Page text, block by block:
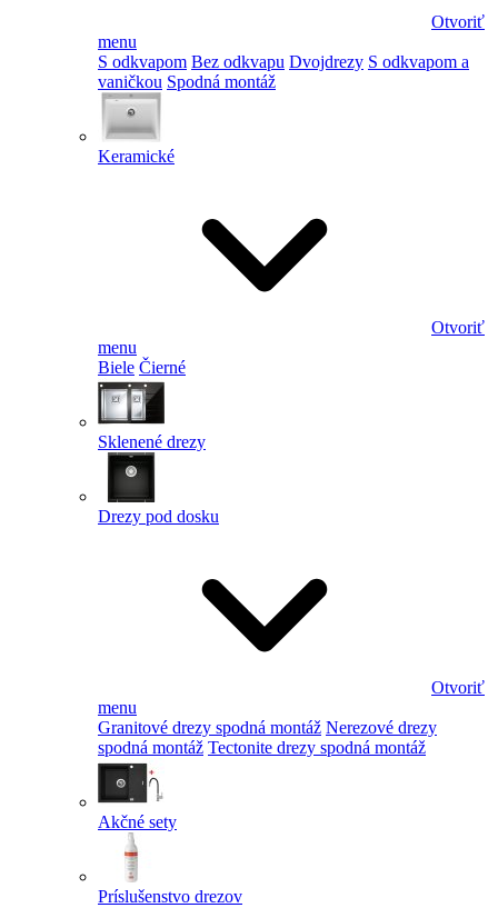
Otvoriť
menu
S odkvapom Bez odkvapu Dvojdrezy S odkvapom a
vaničkou Spodná montáž
Keramické
Otvoriť
menu
Biele Čierné
Sklenené drezy
Drezy pod dosku
Otvoriť
menu
Granitové drezy spodná montáž Nerezové drezy
spodná montáž Tectonite drezy spodná montáž
Akčné sety
Príslušenstvo drezov